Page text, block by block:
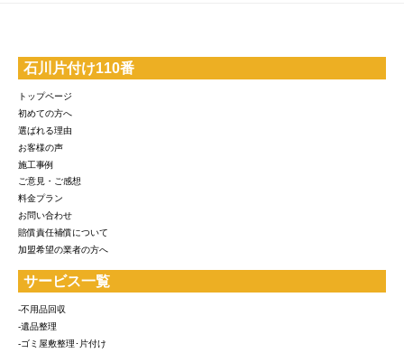
石川片付け110番
トップページ
初めての方へ
選ばれる理由
お客様の声
施工事例
ご意見・ご感想
料金プラン
お問い合わせ
賠償責任補償について
加盟希望の業者の方へ
サービス一覧
-不用品回収
-遺品整理
-ゴミ屋敷整理･片付け